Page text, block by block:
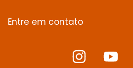
Entre em contato